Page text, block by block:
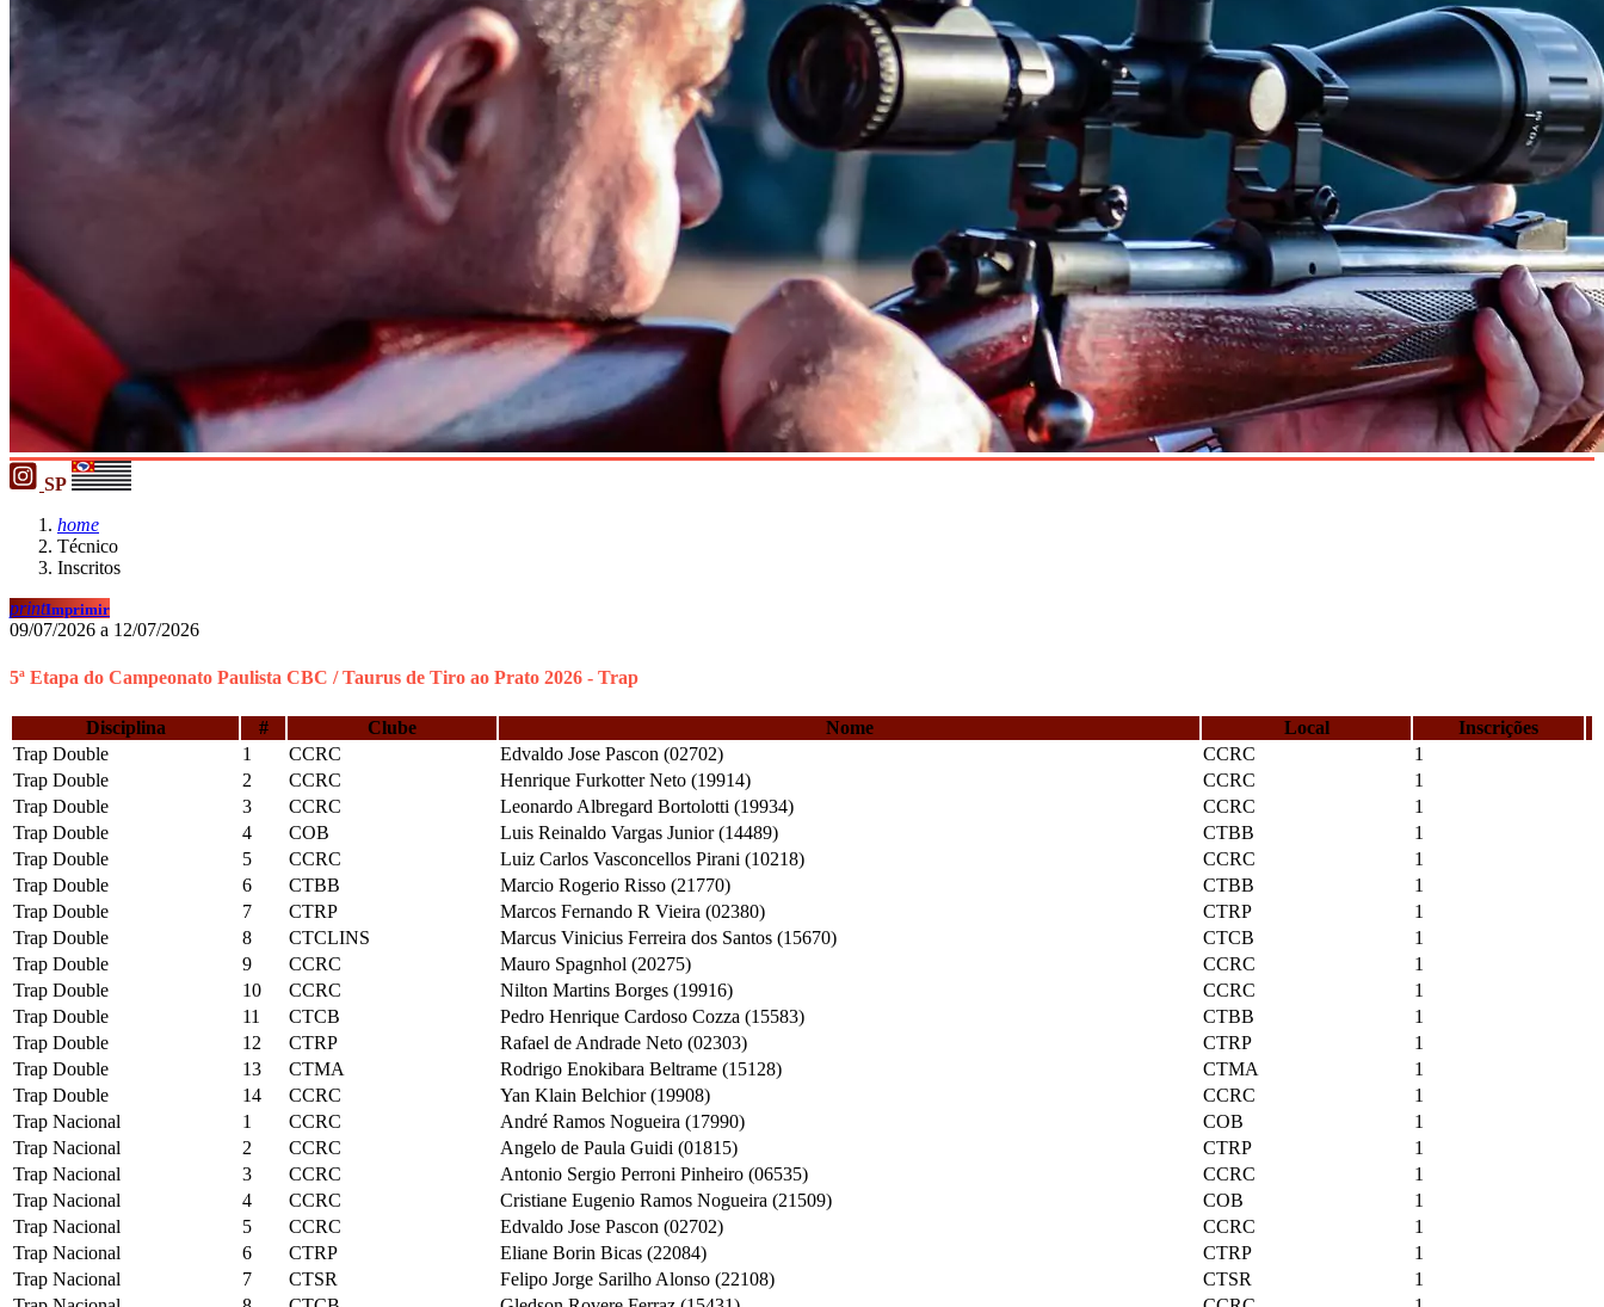
SP
home
Técnico
Inscritos
printImprimir
09/07/2026 a 12/07/2026
5ª Etapa do Campeonato Paulista CBC / Taurus de Tiro ao Prato 2026 - Trap
Disciplina # Clube Nome Local
Inscrições
Trap Double
1 CCRC Edvaldo Jose Pascon (02702) CCRC
1
Trap Double
2 CCRC Henrique Furkotter Neto (19914) CCRC
1
Trap Double
3 CCRC Leonardo Albregard Bortolotti (19934) CCRC
1
Trap Double
4 COB Luis Reinaldo Vargas Junior (14489) CTBB
1
Trap Double
5 CCRC Luiz Carlos Vasconcellos Pirani (10218) CCRC
1
Trap Double
6 CTBB Marcio Rogerio Risso (21770) CTBB
1
Trap Double
7 CTRP Marcos Fernando R Vieira (02380) CTRP
1
Trap Double
8 CTCLINS Marcus Vinicius Ferreira dos Santos (15670) CTCB
1
Trap Double
9 CCRC Mauro Spagnhol (20275) CCRC
1
Trap Double
10 CCRC Nilton Martins Borges (19916) CCRC
1
Trap Double
11 CTCB Pedro Henrique Cardoso Cozza (15583) CTBB
1
Trap Double
12 CTRP Rafael de Andrade Neto (02303) CTRP
1
Trap Double
13 CTMA Rodrigo Enokibara Beltrame (15128) CTMA
1
Trap Double
14 CCRC Yan Klain Belchior (19908) CCRC
1
Trap Nacional
1 CCRC André Ramos Nogueira (17990) COB
1
Trap Nacional
2 CCRC Angelo de Paula Guidi (01815) CTRP
1
Trap Nacional
3 CCRC Antonio Sergio Perroni Pinheiro (06535) CCRC
1
Trap Nacional
4 CCRC Cristiane Eugenio Ramos Nogueira (21509) COB
1
Trap Nacional
5 CCRC Edvaldo Jose Pascon (02702) CCRC
1
Trap Nacional
6 CTRP Eliane Borin Bicas (22084) CTRP
1
Trap Nacional
7 CTSR Felipo Jorge Sarilho Alonso (22108) CTSR
1